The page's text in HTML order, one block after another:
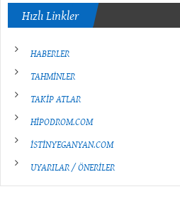
Hızlı Linkler
HABERLER
TAHMİNLER
TAKİP ATLAR
HİPODROM.COM
İSTİNYEGANYAN.COM
UYARILAR / ÖNERİLER